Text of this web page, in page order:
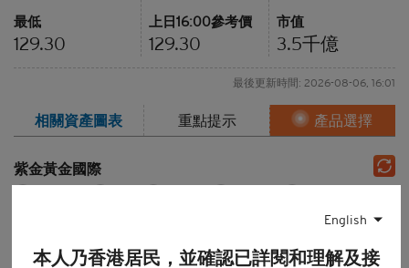
English
本人乃香港居民，並確認已詳閱和理解及接
最低
129.30
上日16:00參考價
129.30
市值
3.5千億
最後更新時間: 2026-08-06, 16:01
相關資產圖表 重點提示 產品選擇
紫金黃金國際
圖表種類